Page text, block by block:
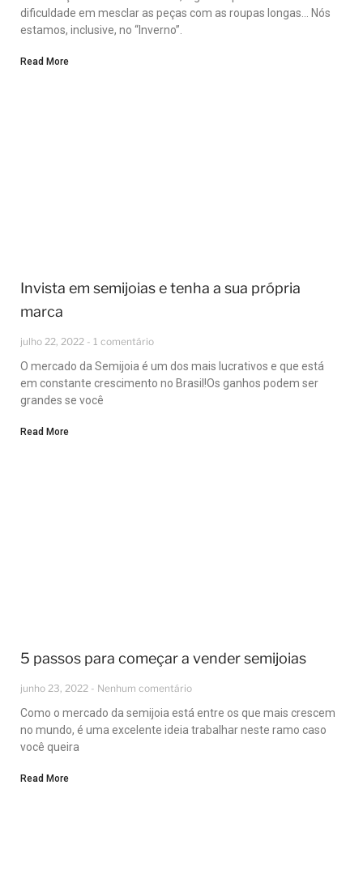
dificuldade em mesclar as peças com as roupas longas… Nós
estamos, inclusive, no “Inverno”.
Read More
Invista em semijoias e tenha a sua própria
marca
julho 22, 2022 1 comentário
O mercado da Semijoia é um dos mais lucrativos e que está
em constante crescimento no Brasil!Os ganhos podem ser
grandes se você
Read More
5 passos para começar a vender semijoias
junho 23, 2022 Nenhum comentário
Como o mercado da semijoia está entre os que mais crescem
no mundo, é uma excelente ideia trabalhar neste ramo caso
você queira
Read More